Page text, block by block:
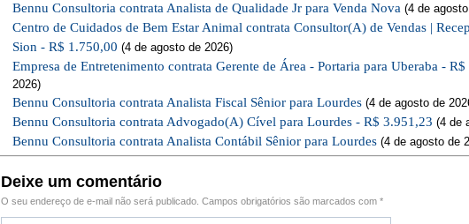
Bennu Consultoria contrata Analista de Qualidade Jr para Venda Nova (4 de
Centro de Cuidados de Bem Estar Animal contrata Consultor(A) de Vendas |
Sion - R$ 1.750,00 (4 de agosto de 2026)
Empresa de Entretenimento contrata Gerente de Área - Portaria para Uberaba -
2026)
Bennu Consultoria contrata Analista Fiscal Sênior para Lourdes (4 de agosto de
Bennu Consultoria contrata Advogado(A) Cível para Lourdes - R$ 3.951,23 (4 de
Bennu Consultoria contrata Analista Contábil Sênior para Lourdes (4 de agosto de
Deixe um comentário
O seu endereço de e-mail não será publicado. Campos obrigatórios são marcados com *